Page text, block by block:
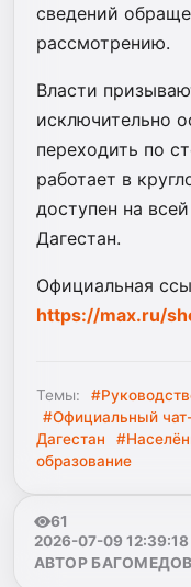
сведений
рассмотрению.
Власти
исключительно
переходить по
работает в
доступен на
Дагестан.
Официальная
https://max.ru/
Темы:
#Официальный
Дагестан
образование
61
2026-07-09 12:39:18
АВТОР